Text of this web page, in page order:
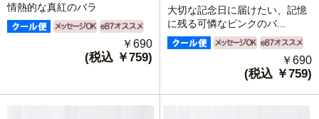
情熱的な真紅のバラ
￥690
(税込 ￥759)
大切な記念日に届けたい、記憶
に残る可憐なピンクのバ...
￥690
(税込 ￥759)